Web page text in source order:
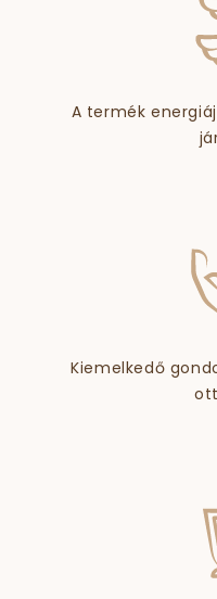
A termék
Kiemelkedő